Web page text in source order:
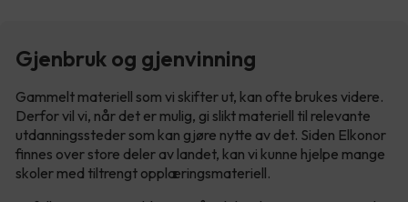
Gjenbruk og gjenvinning
Gammelt materiell som vi skifter ut, kan ofte brukes videre.
Derfor vil vi, når det er mulig, gi slikt materiell til relevante
utdanningssteder som kan gjøre nytte av det. Siden Elkonor
finnes over store deler av landet, kan vi kunne hjelpe mange
skoler med tiltrengt opplæringsmateriell.